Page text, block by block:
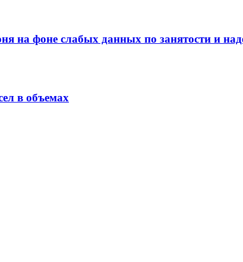
на фоне слабых данных по занятости и
в объемах